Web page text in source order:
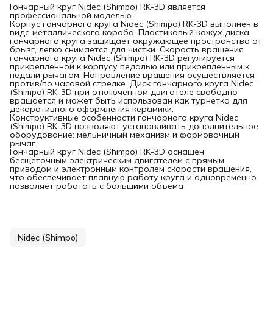
Гончарный круг Nidec (Shimpo) RK-3D является
профессиональной моделью.
Корпус гончарного круга Nidec (Shimpo) RK-3D выполнен в
виде металлического короба. Пластиковый кожух диска
гончарного круга защищает окружающее пространство от
брызг, легко снимается для чистки. Скорость вращения
гончарного круга Nidec (Shimpo) RK-3D регулируется
прикрепленной к корпусу педалью или прикрепленным к
педали рычагом. Направление вращения осуществляется
против/по часовой стрелке. Диск гончарного круга Nidec
(Shimpo) RK-3D при отключенном двигателе свободно
вращается и может быть использован как турнетка для
декоративного оформления керамики.
Конструктивные особенности гончарного круга Nidec
(Shimpo) RK-3D позволяют устанавливать дополнительное
оборудование: мельничный механизм и формовочный
рычаг.
Гончарный круг Nidec (Shimpo) RK-3D оснащен
беcщеточным электрическим двигателем с прямым
приводом и электронным контролем скорости вращения,
что обеспечивает плавную работу круга и одновременно
позволяет работать с большими объема
Nidec (Shimpo)